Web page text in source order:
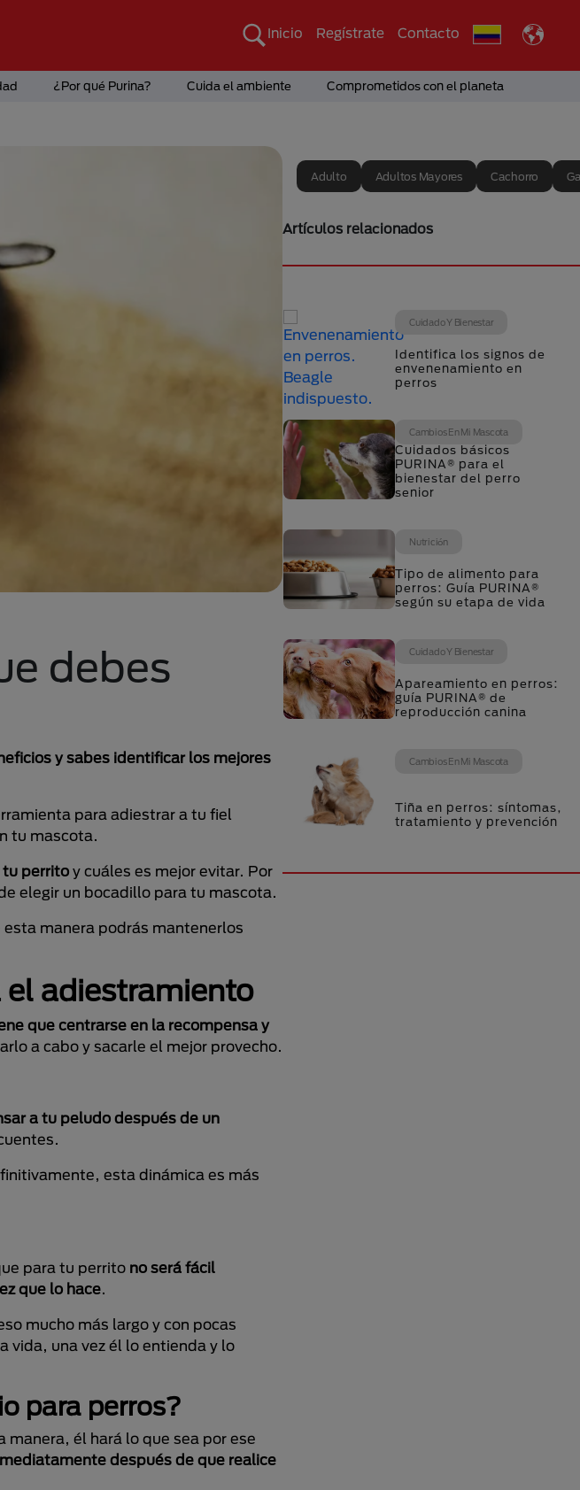
Inicio Regístrate Contacto
¿Por qué Purina? Cuida el ambiente Comprometidos con el planeta
debes
y sabes identificar los mejores
para adiestrar a tu fiel
tu mascota.
tu perrito y cuáles es mejor evitar. Por
elegir un bocadillo para tu mascota.
esta manera podrás mantenerlos
el adiestramiento
que centrarse en la recompensa y
a cabo y sacarle el mejor provecho.
a tu peludo después de un
esta dinámica es más
para tu perrito no será fácil
que lo hace.
mucho más largo y con pocas
vida, una vez él lo entienda y lo
para perros?
él hará lo que sea por ese
después de que realice
Adulto Adultos Mayores Cachorro
Artículos relacionados
Cuidado Y Bienestar
Identifica los signos de
envenenamiento en
perros
Cambios En Mi Mascota
Cuidados básicos
PURINA® para el
bienestar del perro
senior
Nutrición
Tipo de alimento para
perros: Guía PURINA®
según su etapa de vida
Cuidado Y Bienestar
Apareamiento en perros:
guía PURINA® de
reproducción canina
Cambios En Mi Mascota
Tiña en perros: síntomas,
tratamiento y prevención